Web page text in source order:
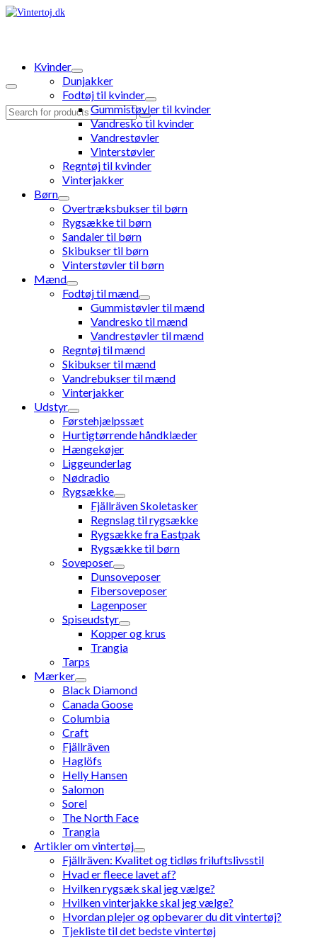
Search
Kvinder
Dunjakker
Fodtøj til kvinder
Gummistøvler til kvinder
Vandresko til kvinder
Vandrestøvler
Vinterstøvler
Regntøj til kvinder
Vinterjakker
Børn
Overtræksbukser til børn
Rygsække til børn
Sandaler til børn
Skibukser til børn
Vinterstøvler til børn
Mænd
Fodtøj til mænd
Gummistøvler til mænd
Vandresko til mænd
Vandrestøvler til mænd
Regntøj til mænd
Skibukser til mænd
Vandrebukser til mænd
Vinterjakker
Udstyr
Førstehjælpssæt
Hurtigtørrende håndklæder
Hængekøjer
Liggeunderlag
Nødradio
Rygsække
Fjällräven Skoletasker
Regnslag til rygsække
Rygsække fra Eastpak
Rygsække til børn
Soveposer
Dunsoveposer
Fibersoveposer
Lagenposer
Spiseudstyr
Kopper og krus
Trangia
Tarps
Mærker
Black Diamond
Canada Goose
Columbia
Craft
Fjällräven
Haglöfs
Helly Hansen
Salomon
Sorel
The North Face
Trangia
Artikler om vintertøj
Fjällräven: Kvalitet og tidløs friluftslivsstil
Hvad er fleece lavet af?
Hvilken rygsæk skal jeg vælge?
Hvilken vinterjakke skal jeg vælge?
Hvordan plejer og opbevarer du dit vintertøj?
Tjekliste til det bedste vintertøj